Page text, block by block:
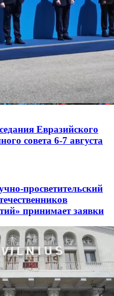
Евразийского
совета 6-7 августа
просветительский
принимает заявки